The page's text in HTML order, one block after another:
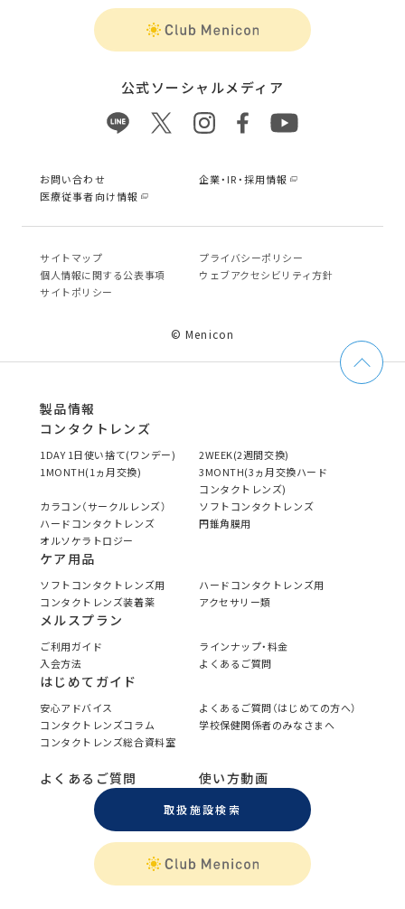
公式ソーシャルメディア
お問い合わせ
企業・IR・採用情報
医療従事者向け情報
サイトマップ
プライバシーポリシー
個⼈情報に関する公表事項
ウェブアクセシビリティ方針
サイトポリシー
© Menicon
製品情報
コンタクトレンズ
1DAY 1日使い捨て(ワンデー)
2WEEK(2週間交換)
1MONTH(1ヵ月交換)
3MONTH(3ヵ月交換ハード
コンタクトレンズ)
カラコン（サークルレンズ）
ソフトコンタクトレンズ
ハードコンタクトレンズ
円錐角膜用
オルソケラトロジー
ケア用品
ソフトコンタクトレンズ用
ハードコンタクトレンズ用
コンタクトレンズ装着薬
アクセサリー類
メルスプラン
ご利用ガイド
ラインナップ・料金
入会方法
よくあるご質問
はじめてガイド
安心アドバイス
よくあるご質問（はじめての方へ）
コンタクトレンズコラム
学校保健関係者のみなさまへ
コンタクトレンズ総合資料室
よくあるご質問 使い方動画
取扱施設検索